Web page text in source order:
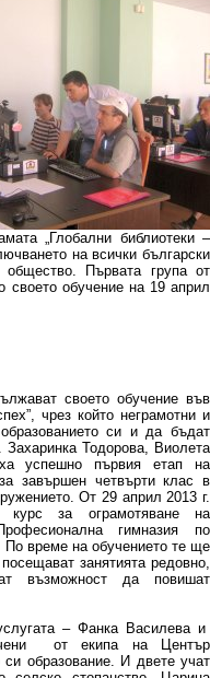
„Глобални библиотеки –
на всички български
Първата група от
своето обучение на 19 април
своето обучение във
чрез който неграмотни и
си и да бъдат
Захаринка Тодорова, Виолета
успешно първия етап на
завършен четвърти клас в
От 29 април 2013 г.
курс за ограмотяване на
гимназия по
По време на обучението те ще
занятията редовно,
възможност да повишат
– Фанка Василева и
от екипа на Център
образование. И двете учат